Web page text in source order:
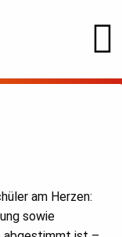
am Herzen:
sowie